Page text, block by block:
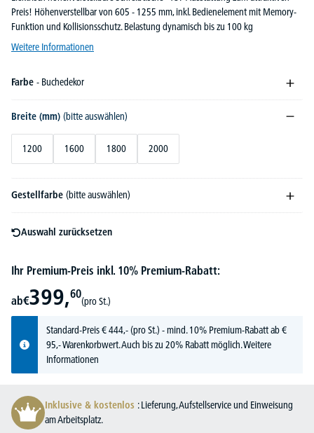
Preis! Höhenverstellbar von 605 - 1255 mm, inkl. Bedienelement mit Memory-
Funktion und Kollisionsschutz. Belastung dynamisch bis zu 100 kg
Weitere Informationen
Farbe - Buchedekor
Breite (mm) (bitte auswählen)
1200 1600 1800 2000
Gestellfarbe (bitte auswählen)
Auswahl zurücksetzen
Ihr Premium-Preis inkl. 10% Premium-Rabatt:
ab€399,60
(pro St.)
Standard-Preis€444,-(pro St.) - mind. 10% Premium-Rabatt ab €
95,- Warenkorbwert. Auch bis zu 20% Rabatt möglich.Weitere
Informationen
Inklusive & kostenlos : Lieferung, Aufstellservice und Einweisung
am Arbeitsplatz.